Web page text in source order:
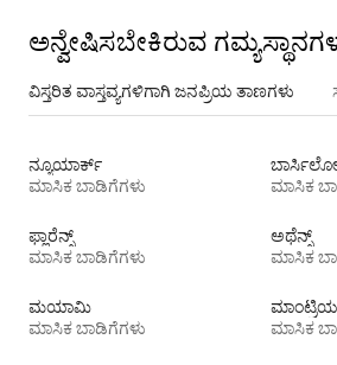
ಅನ್ವೇಷಿಸಬೇಕಿರುವ
ವಿಸ್ತರಿತ ವಾಸ್ತವ್ಯಗಳಿಗಾಗಿ ಜನಪ್ರಿಯ ತಾಣಗಳು
ನ್ಯೂಯಾರ್ಕ್
ಮಾಸಿಕ ಬಾಡಿಗೆಗಳು
ಮಾಸಿಕ
ಫ್ಲಾರೆನ್ಸ್
ಮಾಸಿಕ ಬಾಡಿಗೆಗಳು
ಅಥೆನ್ಸ್
ಮಾಸಿಕ
ಮಯಾಮಿ
ಮಾಸಿಕ ಬಾಡಿಗೆಗಳು
ಮಾಸಿಕ